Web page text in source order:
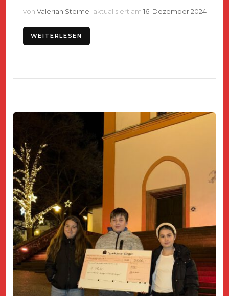
von Valerian Steimel aktualisiert am 16. Dezember 2024
WEITERLESEN